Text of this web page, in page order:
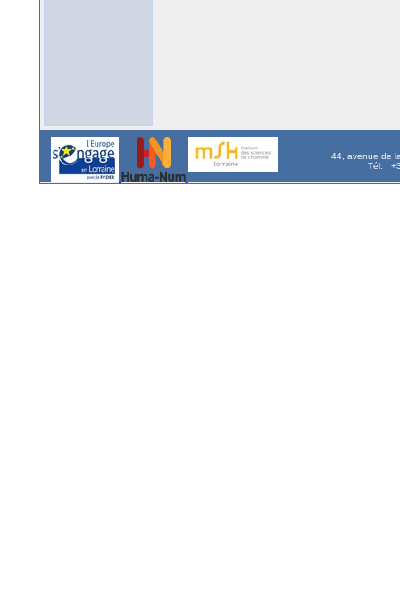
44, avenue de
Tél. :